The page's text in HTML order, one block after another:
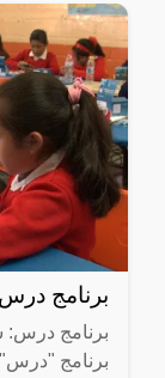
برنامج
برنامج درس: